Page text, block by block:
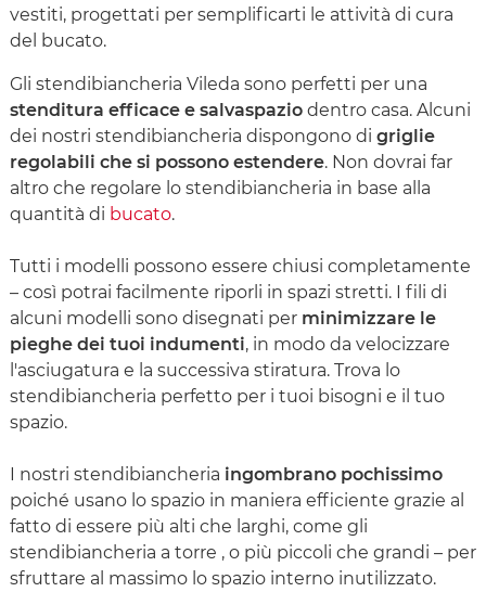
vestiti, progettati per semplificarti le attività di cura
del bucato.
Gli stendibiancheria Vileda sono perfetti per una
stenditura efficace e salvaspazio dentro casa. Alcuni
dei nostri stendibiancheria dispongono di griglie
regolabili che si possono estendere. Non dovrai far
altro che regolare lo stendibiancheria in base alla
quantità di bucato.
Tutti i modelli possono essere chiusi completamente
– così potrai facilmente riporli in spazi stretti. I fili di
alcuni modelli sono disegnati per minimizzare le
pieghe dei tuoi indumenti, in modo da velocizzare
l'asciugatura e la successiva stiratura. Trova lo
stendibiancheria perfetto per i tuoi bisogni e il tuo
spazio.
I nostri stendibiancheria ingombrano pochissimo
poiché usano lo spazio in maniera efficiente grazie al
fatto di essere più alti che larghi, come gli
stendibiancheria a torre , o più piccoli che grandi – per
sfruttare al massimo lo spazio interno inutilizzato.